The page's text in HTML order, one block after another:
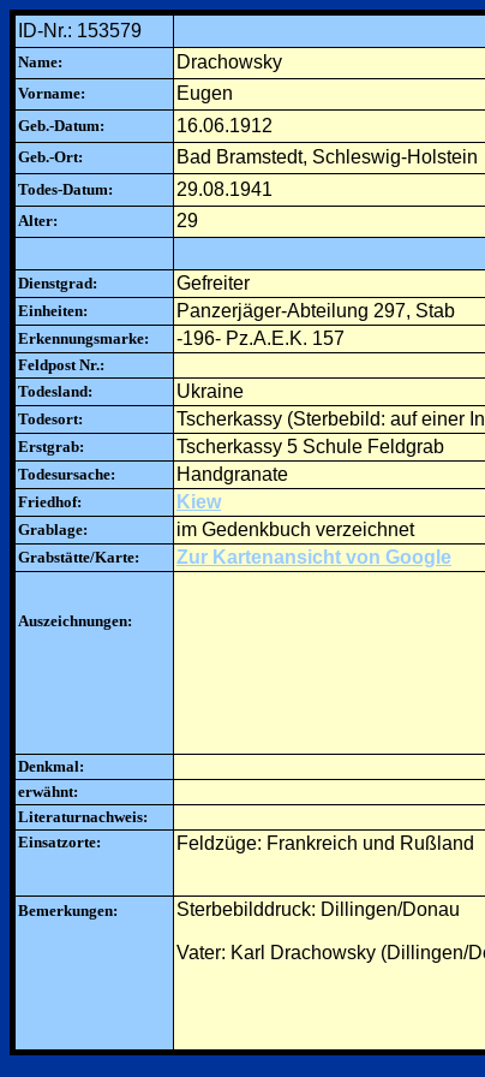
ID-Nr.: 153579
Name: Drachowsky
Vorname:
Eugen
Geb.-Datum:
16.06.1912
Geb.-Ort: Bad Bramstedt, Schleswig-Holstein
Todes-Datum: 29.08.1941
Alter: 29
Dienstgrad: Gefreiter
Einheiten: Panzerjäger-Abteilung 297, Stab
Erkennungsmarke: -196- Pz.A.E.K. 157
Feldpost Nr.:
Todesland:
Ukraine
Todesort: Tscherkassy (Sterbebild: auf einer
Erstgrab: Tscherkassy 5 Schule Feldgrab
Todesursache: Handgranate
Friedhof: Kiew
Grablage: im Gedenkbuch verzeichnet
Grabstätte/Karte: Zur Kartenansicht von Google
Auszeichnungen:
Denkmal:
erwähnt:
Literaturnachweis:
Einsatzorte:
Feldzüge: Frankreich und Rußland
Bemerkungen: Sterbebilddruck: Dillingen/Donau
Vater: Karl Drachowsky (Dillingen/